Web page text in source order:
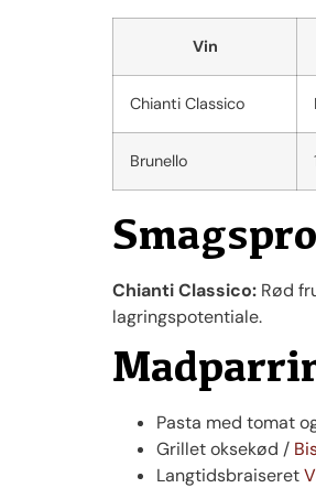
Vin
Chianti Classico
Brunello
Chianti Classico: Rød
lagringspotentiale.
Pasta med tomat
Grillet oksekød /
Langtidsbraiseret